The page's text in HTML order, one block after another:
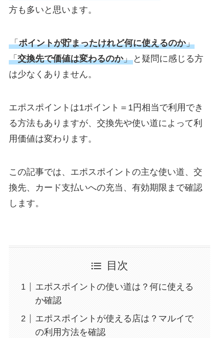
方も多いと思います。
「ポイントが貯まったけれど何に使えるのか」
「交換先で価値は変わるのか」と疑問に感じる方
は少なくありません。
エポスポイントは1ポイント＝1円相当で利用でき
る方法もありますが、交換先や使い道によって利
用価値は変わります。
この記事では、エポスポイントの主な使い道、交
換先、カード支払いへの充当、有効期限まで確認
します。
目次
エポスポイントの使い道は？何に使える
か確認
エポスポイントが使える店は？マルイで
の利用方法を確認